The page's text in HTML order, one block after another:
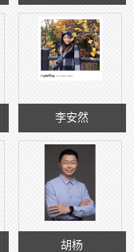
李安然
胡杨